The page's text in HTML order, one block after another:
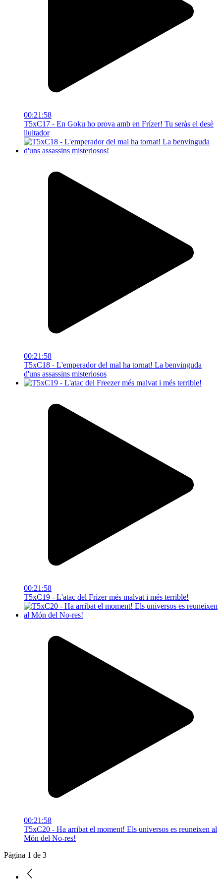
00:21:58
T5xC17 - En Goku ho prova amb en Frízer! Tu seràs el desè
lluitador
00:21:58
T5xC18 - L'emperador del mal ha tornat! La benvinguda
d'uns assassins misteriosos
00:21:58
T5xC19 - L'atac del Frízer més malvat i més terrible!
00:21:58
T5xC20 - Ha arribat el moment! Els universos es reuneixen al
Món del No-res!
Pàgina 1 de 3